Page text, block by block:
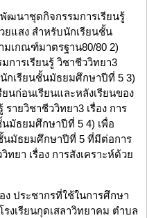
ฒนาชุดกิจกรรมการเรียนรู้
ยแสง สำหรับนักเรียนชั้น
เกณฑ์มาตรฐาน80/80 2)
ารเรียนรู้ วิชาชีววิทยา3
นักเรียนชั้นมัธยมศึกษาปีที่ 5 3)
นก่อนเรียนและหลังเรียนของ
ายวิชาชีววิทยา3 เรื่อง การ
นมัธยมศึกษาปีที่ 5 4) เพื่อ
นมัธยมศึกษาปีที่ 5 ที่มีต่อการ
ยา เรื่อง การสังเคราะห์ด้วย
ง ประชากรที่ใช้ในการศึกษา
งเรียนกุดเสลาวิทยาคม ตำบล